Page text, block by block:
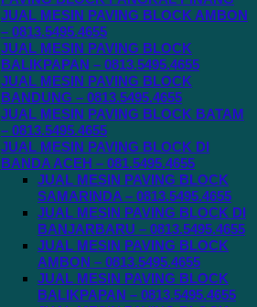
JUAL MESIN PAVING BLOCK AMBON
– 0813.5495.4655
JUAL MESIN PAVING BLOCK
BALIKPAPAN – 0813.5495.4655
JUAL MESIN PAVING BLOCK
BANDUNG – 0813.5495.4655
JUAL MESIN PAVING BLOCK BATAM
– 0813.5495.4655
JUAL MESIN PAVING BLOCK DI
BANDA ACEH – 081.5495.4655
JUAL MESIN PAVING BLOCK
SAMARINDA – 0813.5495.4655
JUAL MESIN PAVING BLOCK DI
BANJARBARU – 0813.5495.4655
JUAL MESIN PAVING BLOCK
AMBON – 0813.5495.4655
JUAL MESIN PAVING BLOCK
BALIKPAPAN – 0813.5495.4655